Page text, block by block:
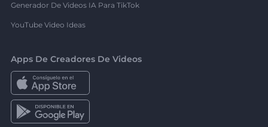
Generador De Videos IA Para TikTok
YouTube Video Ideas
Apps De Creadores De Videos